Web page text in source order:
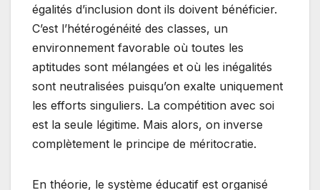
égalités d’inclusion dont ils doivent bénéficier.
C’est l’hétérogénéité des classes, un
environnement favorable où toutes les
aptitudes sont mélangées et où les inégalités
sont neutralisées puisqu’on exalte uniquement
les efforts singuliers. La compétition avec soi
est la seule légitime. Mais alors, on inverse
complètement le principe de méritocratie.
En théorie, le système éducatif est organisé